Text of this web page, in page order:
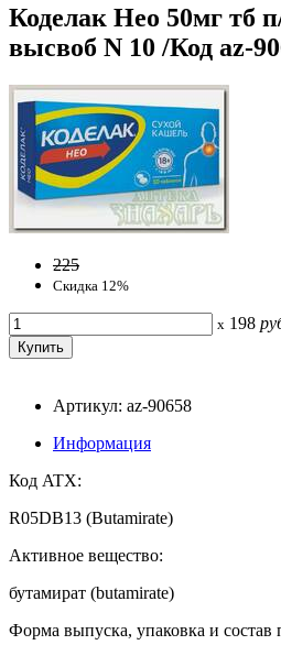
Коделак Нео 50мг тб
высвоб N 10 /Код az-
225
Скидка 12%
x 198
Артикул: az-90658
Информация
Код ATX:
R05DB13 (Butamirate)
Активное вещество:
бутамират (butamirate)
Форма выпуска, упаковка и состав